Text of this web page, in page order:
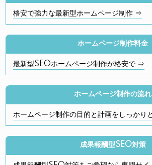
格安で強力な最新型ホームページ制作 ⇒
ホームページ制作料金
最新型SEOホームページ制作が格安で ⇒
ホームページ制作の流れ
ホームページ制作の目的と計画をしっかり
成果報酬型SEO対策